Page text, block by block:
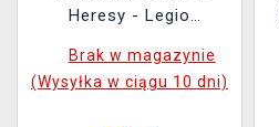
Heresy - Legio
Grav-Carrier (1 figurka)
Brak w magazynie
(Wysyłka w ciągu 10 dni)